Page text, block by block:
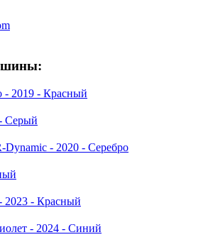
2019 - Красный
Серый
- 2020 - Серебро
2023 - Красный
- 2024 - Синий